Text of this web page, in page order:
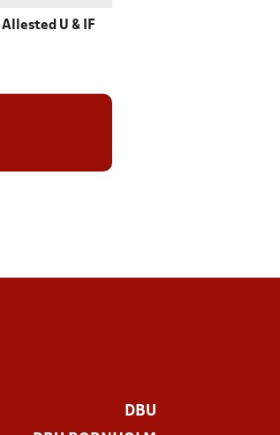
Allested U & IF
DBU